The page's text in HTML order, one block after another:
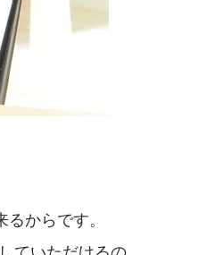
からです。